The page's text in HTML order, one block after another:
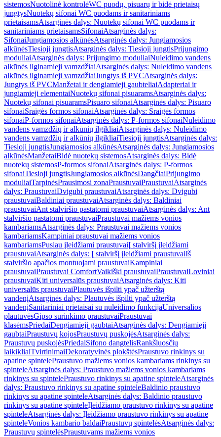
sistemosNuotolinė kontrolėWC puodų, pisuarų ir bidė prietaisų
jungtysNuotekų sifonai WC puodams ir sanitariniams
prietaisamsAtsarginės dalys: Nuotekų sifonai WC puodams ir
sanitariniams prietaisamsSifonaiAtsarginės dalys:
SifonaiJungiamosios alkūnėsAtsarginės dalys: Jungiamosios
alkūnėsTiesioji jungtisAtsarginės dalys: Tiesioji jungtisPrijungimo
moduliaiAtsarginės dalys: Prijungimo moduliaiNuleidimo vandens
alkūnės ilginamieji vamzdžiaiAtsarginės dalys: Nuleidimo vandens
alkūnės ilginamieji vamzdžiaiJungtys iš PVCAtsarginės dalys:
Jungtys iš PVCManžetai ir dengiamieji gaubteliaiAdapteriai ir
jungiamieji elementaiNuotekų sifonai pisuaramsAtsarginės dalys:
Nuotekų sifonai pisuaramsPisuaro sifonaiAtsarginės dalys: Pisuaro
sifonaiSraigės formos sifonaiAtsarginės dalys: Sraigės formos
sifonaiP-formos sifonaiAtsarginės dalys: P-formos sifonaiNuleidimo
vandens vamzdžių ir alkūnių ilgikliaiAtsarginės dalys: Nuleidimo
vandens vamzdžių ir alkūnių ilgikliaiTiesioji jungtisAtsarginės dalys:
Tiesioji jungtisJungiamosios alkūnėsAtsarginės dalys: Jungiamosios
alkūnėsManžetaiBidė nuotekų sistemosAtsarginės dalys: Bidė
nuotekų sistemosP-formos sifonaiAtsarginės dalys: P-formos
sifonaiTiesioji jungtisJungiamosios alkūnėsDangčiaiPrijungimo
moduliaiTarpinėsPrausimosi zonaPraustuvaiPraustuvaiAtsarginės
dalys: PraustuvaiDvigubi praustuvaiAtsarginės dalys: Dvigubi
praustuvaiBaldiniai praustuvaiAtsarginės dalys: Baldiniai
praustuvaiAnt stalviršio pastatomi praustuvaiAtsarginės dalys: Ant
stalviršio pastatomi praustuvaiPraustuvai mažiems vonios
kambariamsAtsarginės dalys: Praustuvai mažiems vonios
kambariamsKampiniai praustuvai mažiems vonios
kambariamsPusiau įleidžiami praustuvaiĮ stalviršį įleidžiami
praustuvaiAtsarginės dalys: Į stalviršį įleidžiami praustuvaiIš
stalviršio apačios montuojami praustuvaiKampiniai
praustuvaiPraustuvai ComfortVaikiški praustuvaiPraustuvaiLoviniai
praustuvaiKiti universalūs praustuvaiAtsarginės dalys: Kiti
universalūs praustuvaiPlautuvės išpilti ypač užterštą
vandenįAtsarginės dalys: Plautuvės išpilti ypač užterštą
vandenįSanitariniai prietaisai su nuleidimo funkcijaUniversalios
plautuvėsGipso surinkimo praustuvaiPraustuvai
klasėmsPriedaiDengiamieji gaubtaiAtsarginės dalys: Dengiamieji
gaubtaiPraustuvų kojosPraustuvų puskojėsAtsarginės dalys:
Praustuvų puskojėsPriedaiSifono dangtelisRankšluosčių
laikikliaiTvirtinimaiDekoratyvinės plokštėsPraustuvo rinkinys su
apatine spintelePraustuvo mažiems vonios kambariams rinkinys su
spinteleAtsarginės dalys: Praustuvo mažiems vonios kambariams
rinkinys su spintelePraustuvo rinkinys su apatine spinteleAtsarginės
dalys: Praustuvo rinkinys su apatine spinteleBaldinio praustuvo
rinkinys su apatine spinteleAtsarginės dalys: Baldinio praustuvo
rinkinys su apatine spinteleĮleidžiamo praustuvo rinkinys su apatine
spinteleAtsarginės dalys: Įleidžiamo praustuvo rinkinys su apatine
spinteleVonios kambario baldaiPraustuvų spintelėsAtsarginės dalys:
Praustuvų spintelėsPraustuvams mažiems vonios